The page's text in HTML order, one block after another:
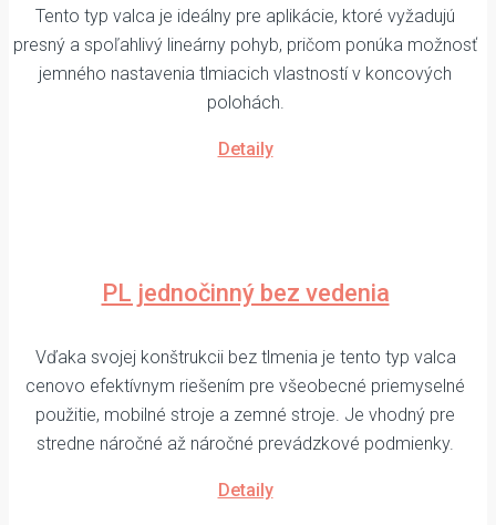
Tento typ valca je ideálny pre aplikácie, ktoré vyžadujú
presný a spoľahlivý lineárny pohyb, pričom ponúka možnosť
jemného nastavenia tlmiacich vlastností v koncových
polohách.
Detaily
PL jednočinný bez vedenia
Vďaka svojej konštrukcii bez tlmenia je tento typ valca
cenovo efektívnym riešením pre všeobecné priemyselné
použitie, mobilné stroje a zemné stroje. Je vhodný pre
stredne náročné až náročné prevádzkové podmienky.
Detaily